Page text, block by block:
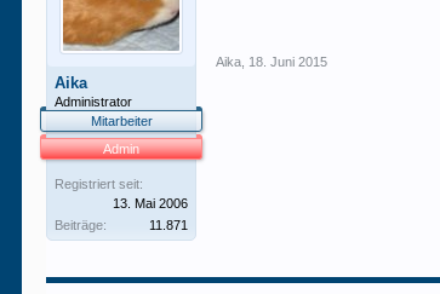
Aika
Administrator
Mitarbeiter
Admin
Registriert seit:
13. Mai 2006
Beiträge:
11.871
Aika 18. Juni 2015